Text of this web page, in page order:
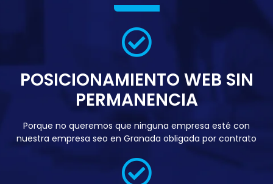
POSICIONAMIENTO WEB SIN
PERMANENCIA
Porque no queremos que ninguna empresa esté con
nuestra empresa seo en Granada obligada por contrato